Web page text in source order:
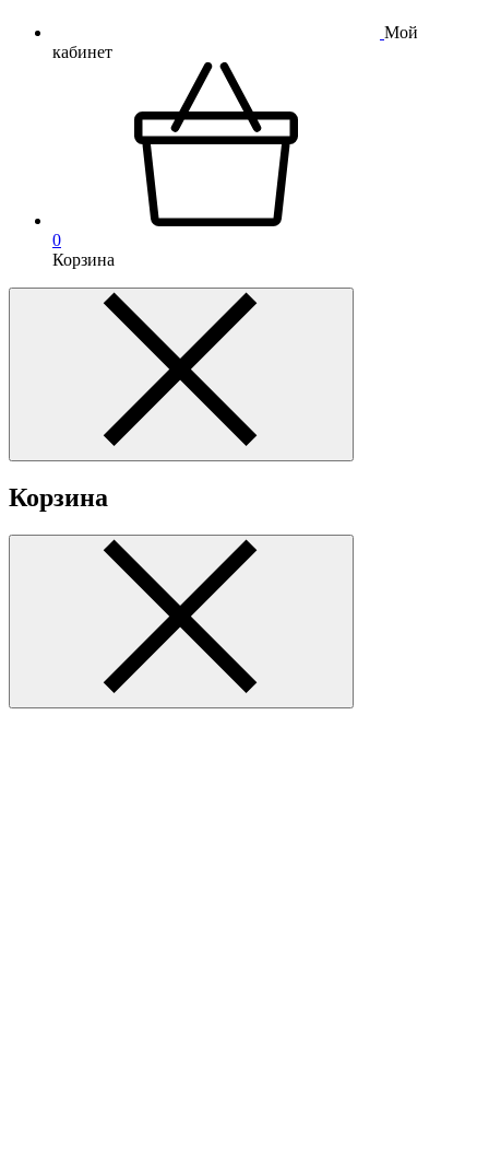
Мой
кабинет
0
Корзина
Корзина